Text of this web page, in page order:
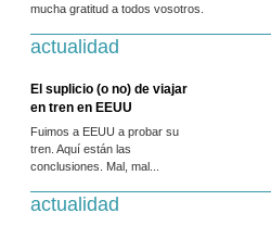
mucha gratitud a todos vosotros.
actualidad
El suplicio (o no) de viajar
en tren en EEUU
Fuimos a EEUU a probar su
tren. Aquí están las
conclusiones. Mal, mal...
actualidad